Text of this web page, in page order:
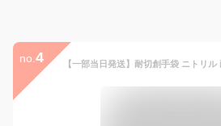
no. 4